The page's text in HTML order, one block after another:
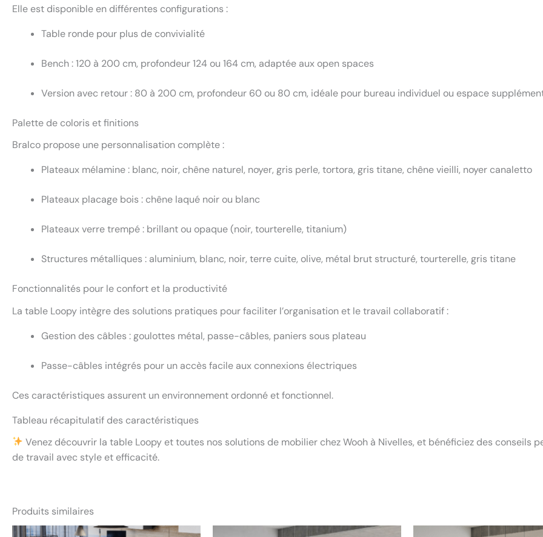
Elle est disponible en différentes configurations :
Table ronde pour plus de convivialité
Bench : 120 à 200 cm, profondeur 124 ou 164 cm, adaptée aux open spaces
Version avec retour : 80 à 200 cm, profondeur 60 ou 80 cm, idéale pour bureau individuel ou espace
Palette de coloris et finitions
Bralco propose une personnalisation complète :
Plateaux mélamine : blanc, noir, chêne naturel, noyer, gris perle, tortora, gris titane, chêne vieilli, noyer canaletto
Plateaux placage bois : chêne laqué noir ou blanc
Plateaux verre trempé : brillant ou opaque (noir, tourterelle, titanium)
Structures métalliques : aluminium, blanc, noir, terre cuite, olive, métal brut structuré, tourterelle, gris titane
Fonctionnalités pour le confort et la productivité
La table Loopy intègre des solutions pratiques pour faciliter l’organisation et le travail collaboratif :
Gestion des câbles : goulottes métal, passe-câbles, paniers sous plateau
Passe-câbles intégrés pour un accès facile aux connexions électriques
Ces caractéristiques assurent un environnement ordonné et fonctionnel.
Tableau récapitulatif des caractéristiques
Venez découvrir la table Loopy et toutes nos solutions de mobilier chez Wooh à Nivelles, et bénéficiez des conseils
de travail avec style et efficacité.
Produits similaires